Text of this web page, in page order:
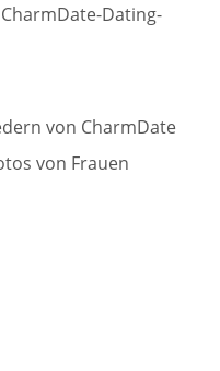
Dating-
von CharmDate
von Frauen